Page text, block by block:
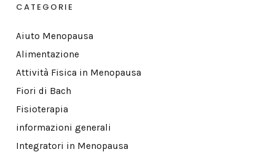
CATEGORIE
Aiuto Menopausa
Alimentazione
Attività Fisica in Menopausa
Fiori di Bach
Fisioterapia
informazioni generali
Integratori in Menopausa